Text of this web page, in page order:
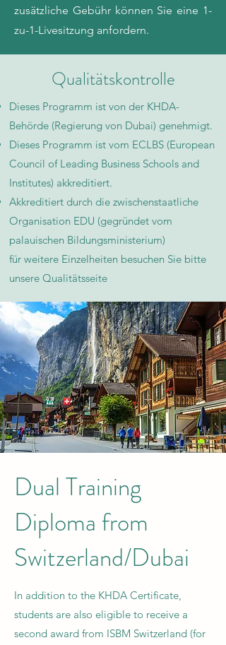
zusätzliche Gebühr können Sie eine 1-
zu-1-Livesitzung anfordern.
Qualitätskontrolle
Dieses Programm ist von der KHDA-
Behörde (Regierung von Dubai) genehmigt.
Dieses Programm ist vom ECLBS (European
Council of Leading Business Schools and
Institutes) akkreditiert.
Akkreditiert durch die zwischenstaatliche
Organisation EDU (gegründet vom
palauischen Bildungsministerium)
für weitere Einzelheiten besuchen Sie bitte
unsere Qualitätsseite​
Dual Training
Diploma from
Switzerland/Dubai
In addition to the KHDA Certificate,
students are also eligible to receive a
second award from ISBM Switzerland (for